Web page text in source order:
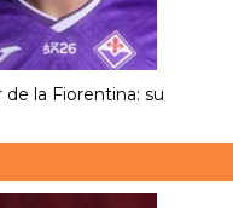
la Fiorentina: su